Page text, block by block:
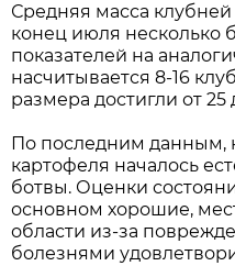
Средняя масса
конец июля несколько
показателей на
насчитывается 8-16
размера достигли от 25
По последним данным,
картофеля началось
ботвы. Оценки
основном хорошие,
области из-за
болезнями